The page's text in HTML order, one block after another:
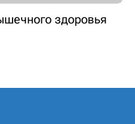
здоровья